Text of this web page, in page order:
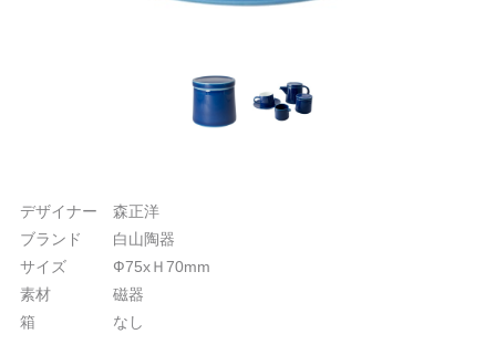
デザイナー 森正洋
ブランド 白山陶器
サイズ Ф75xＨ70mm
素材 磁器
箱 なし